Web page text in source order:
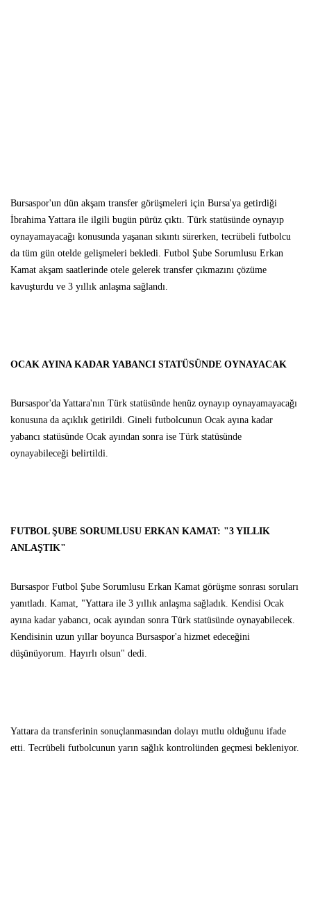
Bursaspor'un dün akşam transfer görüşmeleri için Bursa'ya getirdiği
İbrahima Yattara ile ilgili bugün pürüz çıktı. Türk statüsünde oynayıp
oynayamayacağı konusunda yaşanan sıkıntı sürerken, tecrübeli futbolcu
da tüm gün otelde gelişmeleri bekledi. Futbol Şube Sorumlusu Erkan
Kamat akşam saatlerinde otele gelerek transfer çıkmazını çözüme
kavuşturdu ve 3 yıllık anlaşma sağlandı.
OCAK AYINA KADAR YABANCI STATÜSÜNDE OYNAYACAK
Bursaspor'da Yattara'nın Türk statüsünde henüz oynayıp oynayamayacağı
konusuna da açıklık getirildi. Gineli futbolcunun Ocak ayına kadar
yabancı statüsünde Ocak ayından sonra ise Türk statüsünde
oynayabileceği belirtildi.
FUTBOL ŞUBE SORUMLUSU ERKAN KAMAT: "3 YILLIK
ANLAŞTIK"
Bursaspor Futbol Şube Sorumlusu Erkan Kamat görüşme sonrası soruları
yanıtladı. Kamat, "Yattara ile 3 yıllık anlaşma sağladık. Kendisi Ocak
ayına kadar yabancı, ocak ayından sonra Türk statüsünde oynayabilecek.
Kendisinin uzun yıllar boyunca Bursaspor'a hizmet edeceğini
düşünüyorum. Hayırlı olsun" dedi.
Yattara da transferinin sonuçlanmasından dolayı mutlu olduğunu ifade
etti. Tecrübeli futbolcunun yarın sağlık kontrolünden geçmesi bekleniyor.